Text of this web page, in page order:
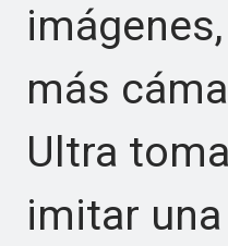
más
Ultra
imitar